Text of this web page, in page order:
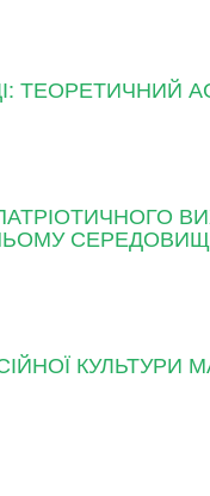
ТЕОРЕТИЧНИЙ
КУЛЬТУРИ